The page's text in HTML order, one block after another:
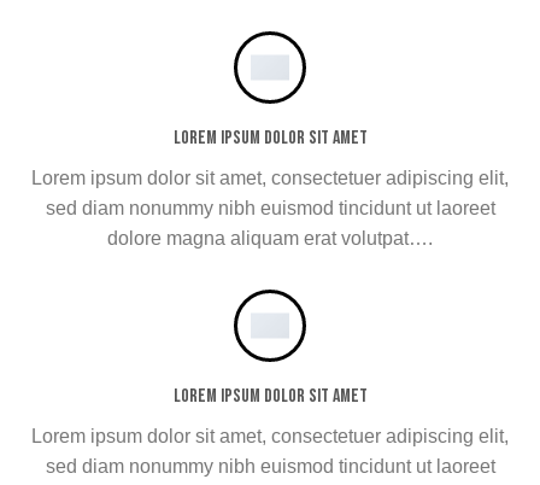
Lorem ipsum dolor sit amet
Lorem ipsum dolor sit amet, consectetuer adipiscing elit,
sed diam nonummy nibh euismod tincidunt ut laoreet
dolore magna aliquam erat volutpat….
Lorem ipsum dolor sit amet
Lorem ipsum dolor sit amet, consectetuer adipiscing elit,
sed diam nonummy nibh euismod tincidunt ut laoreet